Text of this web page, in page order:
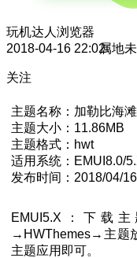
玩机达人 浏览器
2018-04-16 22:02属地
关注
主题名称：加勒比海滩
主题大小：11.86MB
主题格式：hwt
适用系统：EMUI8.0/
发布时间：2018/04/16
EMUI5.X：下载
→HWThemes→主
主题应用即可。